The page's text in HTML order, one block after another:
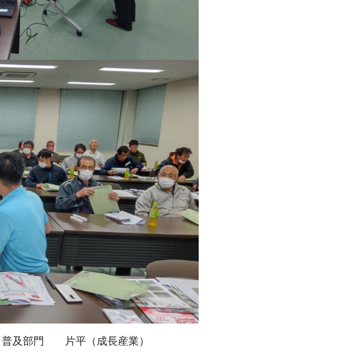
及部門 片平（成長産業）